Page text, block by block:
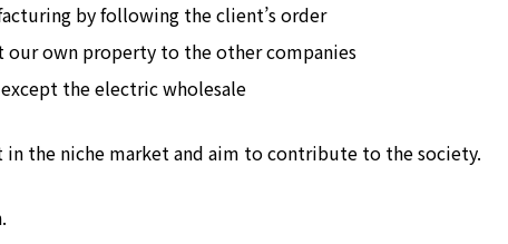
by following the client’s order
our own property to the other companies
the electric wholesale
in the niche market and aim to contribute to the society.